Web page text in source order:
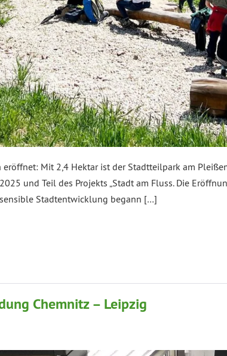
Mit 2,4 Hektar ist der Stadtteilpark am
und Teil des Projekts „Stadt am Fluss. Die
Stadtentwicklung begann […]
Chemnitz – Leipzig